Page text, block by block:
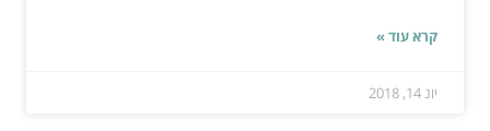
קרא עוד »
יונ 14, 2018